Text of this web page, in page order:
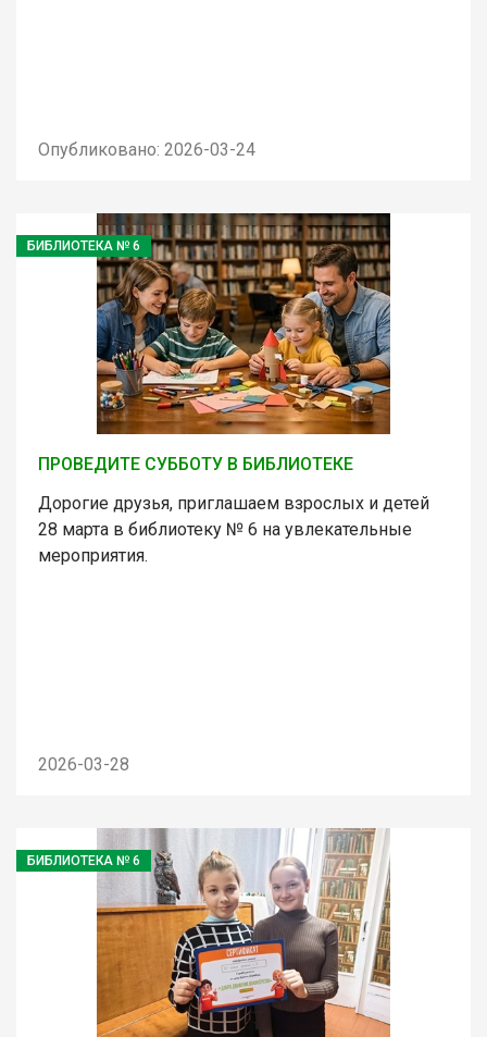
Опубликовано: 2026-03-24
БИБЛИОТЕКА № 6
ПРОВЕДИТЕ СУББОТУ В БИБЛИОТЕКЕ
Дорогие друзья, приглашаем взрослых и детей
28 марта в библиотеку № 6 на увлекательные
мероприятия.
2026-03-28
БИБЛИОТЕКА № 6